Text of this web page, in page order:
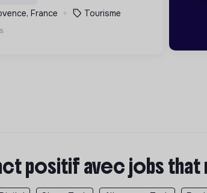
France Tourisme
positif avec jobs that